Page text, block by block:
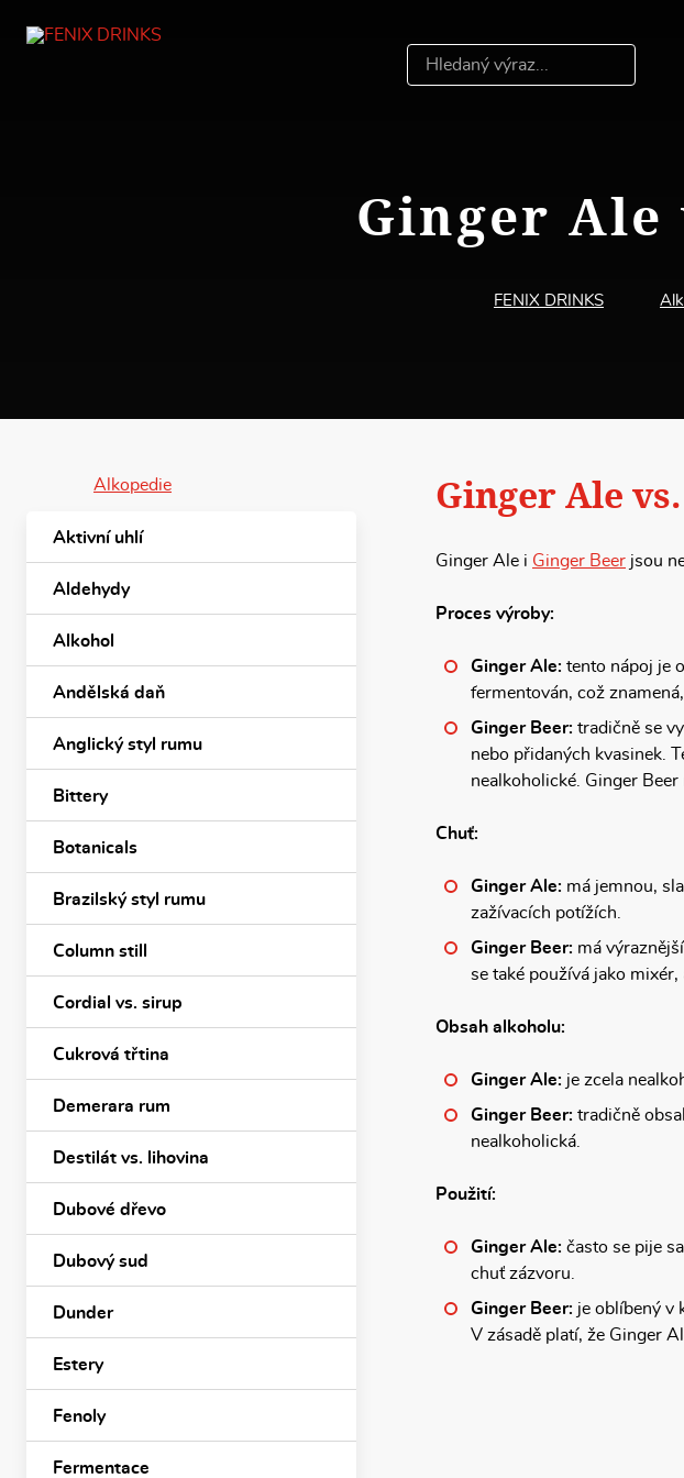
Hledáný
Ginger Ale
FENIX DRINKS
Ginger Ale
Ginger Ale i Ginger Beer jsou
Proces výroby:
Ginger Ale: tento nápoj je
fermentován, což
Ginger Beer: tradičně se
nebo přidaných kvasinek.
nealkoholické. Ginger
Chuť:
Ginger Ale: má jemnou,
zažívacích potížích.
Ginger Beer: má
se také používá jako
Obsah alkoholu:
Ginger Ale: je zcela
Ginger Beer: tradičně
nealkoholická.
Použití:
Ginger Ale: často se pije
chuť zázvoru.
Ginger Beer: je oblíbený v
V zásadě platí, že Ginger
Alkopedie
Aktivní uhlí
Aldehydy
Alkohol
Andělská daň
Anglický styl rumu
Bittery
Botanicals
Brazilský styl rumu
Column still
Cordial vs. sirup
Cukrová třtina
Demerara rum
Destilát vs. lihovina
Dubové dřevo
Dubový sud
Dunder
Estery
Fenoly
Fermentace